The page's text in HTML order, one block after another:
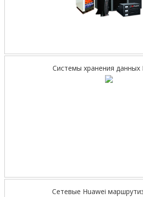
Системы хранения данных
Сетевые Huawei